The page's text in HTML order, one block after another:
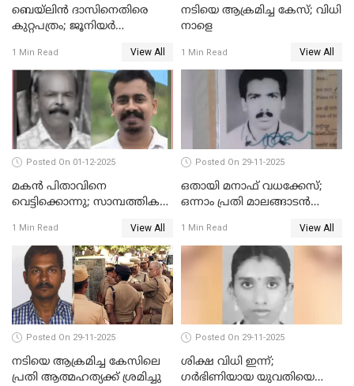
ബെയ്‌ലിന്‍ ദാസിനെതിരെ
കുറ്റപത്രം; ജൂനിയർ
മർദിച്ച കേസ്
1 Min Read View All
നടിയെ ആക്രമിച്ച കേസ്; വിധി
നാളെ
1 Min Read View All
Posted On 01-12-2025
മകൻ പിതാവിനെ
വെട്ടിക്കൊന്നു; സാമ്പത്തിക
1 Min Read View All
Posted On 29-11-2025
ഒതായി മനാഫ് വധക്കേസ്;
ഒന്നാം പ്രതി മാലങ്ങാടൻ
ഒരു ലക്ഷം രൂപ പിഴ
1 Min Read View All
Posted On 29-11-2025
നടിയെ ആക്രമിച്ച കേസിലെ
പ്രതി ആത്മഹത്യക്ക് ശ്രമിച്ചു
Posted On 29-11-2025
ശിക്ഷ വിധി ഇന്ന്;
ഗർഭിണിയായ യുവതിയെ